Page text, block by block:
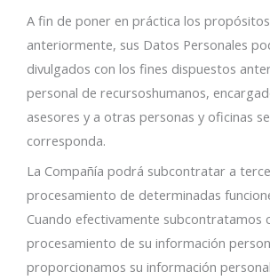
A fin de poner en práctica los
anteriormente, sus Datos Personales
divulgados con los fines dispuestos
personal de recursoshumanos,
asesores y a otras personas y oficinas
corresponda.
La Compañía podrá subcontratar a
procesamiento de determinadas
Cuando efectivamente subcontratamos
procesamiento de su información
proporcionamos su información